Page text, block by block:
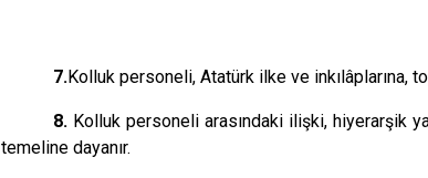
7.Kolluk personeli, Atatürk ilke ve inkılâplarına,
8. Kolluk personeli arasındaki ilişki, hiyerarşik
temeline dayanır.